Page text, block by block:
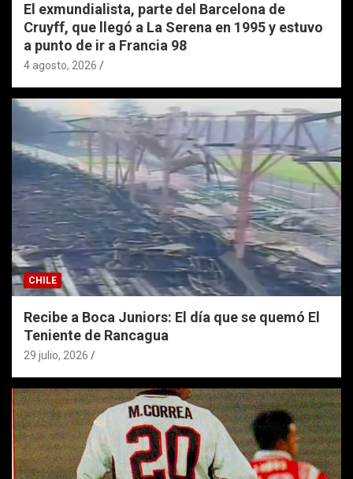
El exmundialista, parte del Barcelona de
Cruyff, que llegó a La Serena en 1995 y estuvo
a punto de ir a Francia 98
4 agosto, 2026
CHILE
Recibe a Boca Juniors: El día que se quemó El
Teniente de Rancagua
29 julio, 2026